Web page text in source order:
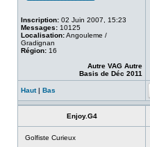
Inscription: 02 Juin 2007, 15:23
Messages: 10125
Localisation:Angouleme /
Gradignan
Région: 16
Autre VAG Autre
Basis de Déc 2011
Haut| Bas
Enjoy.G4
Golfiste Curieux